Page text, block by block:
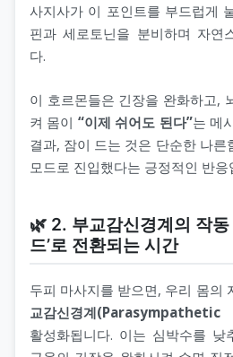
사지사가 이 포인트를 부드럽게
핀과 세로토닌을 분비하며 자연
다.
이 호르몬들은 긴장을 완화하고,
켜 몸이 “이제 쉬어도 된다”는 메
결과, 잠이 드는 것은 단순한 나른
모드로 진입했다는 긍정적인 반응
🌿 2. 부교감신경계의 작
드’로 전환되는 시간
두피 마사지를 받으면, 우리 몸의
교감신경계
활성화됩니다. 이는 심박수를 낮